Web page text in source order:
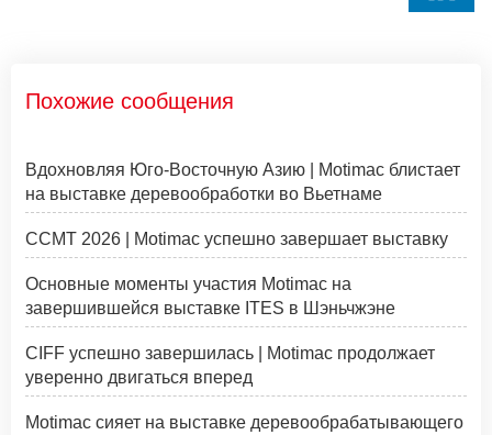
Похожие сообщения
Вдохновляя Юго-Восточную Азию | Motimac блистает
на выставке деревообработки во Вьетнаме
CCMT 2026 | Motimac успешно завершает выставку
Основные моменты участия Motimac на
завершившейся выставке ITES в Шэньчжэне
CIFF успешно завершилась | Motimac продолжает
уверенно двигаться вперед
Motimac сияет на выставке деревообрабатывающего